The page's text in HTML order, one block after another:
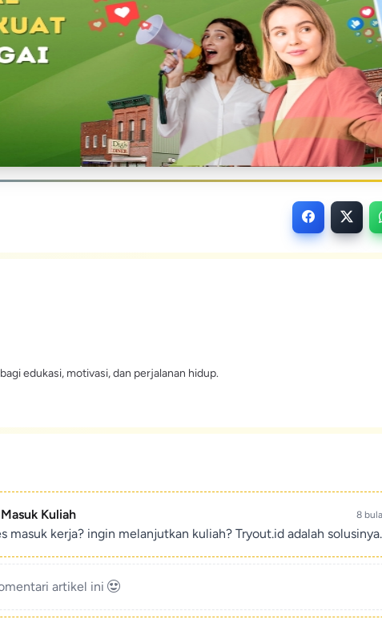
edukasi, motivasi, dan perjalanan hidup.
Kuliah 8
kerja? ingin melanjutkan kuliah? Tryout.id adalah solusinya.
artikel ini